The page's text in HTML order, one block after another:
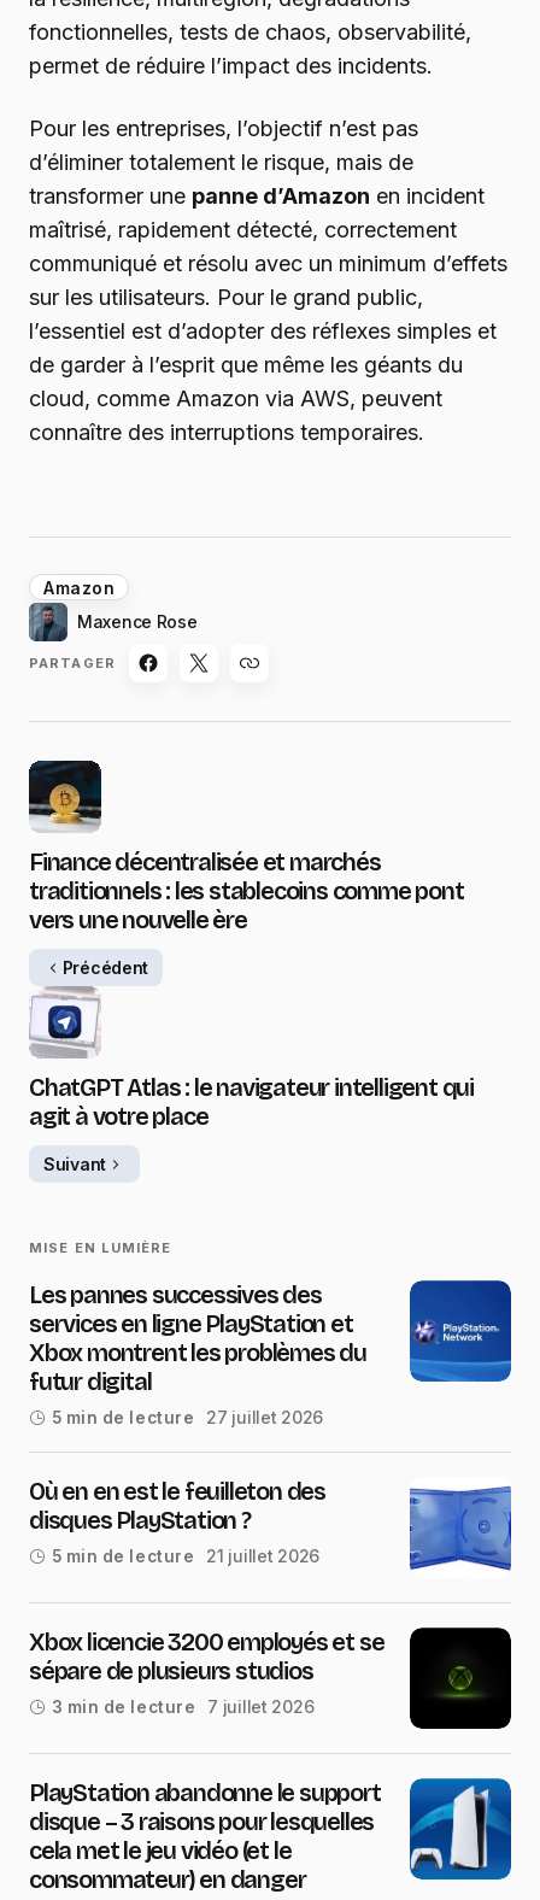
fonctionnelles, tests de chaos, observabilité,
permet de réduire l’impact des incidents.
Pour les entreprises, l’objectif n’est pas
d’éliminer totalement le risque, mais de
transformer une panne d’Amazon en incident
maîtrisé, rapidement détecté, correctement
communiqué et résolu avec un minimum d’effets
sur les utilisateurs. Pour le grand public,
l’essentiel est d’adopter des réflexes simples et
de garder à l’esprit que même les géants du
cloud, comme Amazon via AWS, peuvent
connaître des interruptions temporaires.
Amazon
Maxence Rose
PARTAGER
Finance décentralisée et marchés
traditionnels : les stablecoins comme pont
vers une nouvelle ère
Précédent
ChatGPT Atlas : le navigateur intelligent qui
agit à votre place
Suivant
MISE EN LUMIÈRE
Les pannes successives des
services en ligne PlayStation et
Xbox montrent les problèmes du
futur digital
5 min de lecture 27 juillet 2026
Où en en est le feuilleton des
disques PlayStation ?
5 min de lecture 21 juillet 2026
Xbox licencie 3200 employés et se
sépare de plusieurs studios
3 min de lecture 7 juillet 2026
PlayStation abandonne le support
disque – 3 raisons pour lesquelles
cela met le jeu vidéo (et le
consommateur) en danger